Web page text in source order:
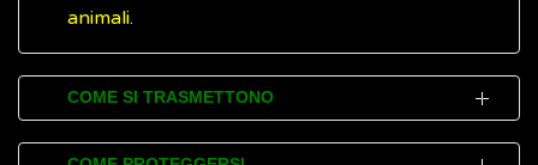
animali.
COME SI TRASMETTONO